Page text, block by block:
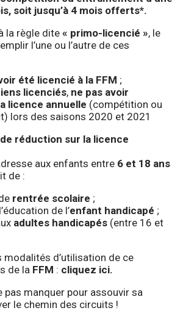
soit jusqu’à 4 mois offerts*.
la règle dite « primo-licencié », le
l’une ou l’autre de ces
été licencié à la FFM ;
licenciés, ne pas avoir
licence annuelle (compétition ou
lors des saisons 2020 et 2021
de réduction sur la licence
aux enfants entre 6 et 18 ans
de :
rentrée scolaire ;
de l’enfant handicapé ;
adultes handicapés (entre 16 et
modalités d’utilisation de ce
de la FFM : cliquez ici.
pas manquer pour assouvir sa
le chemin des circuits !